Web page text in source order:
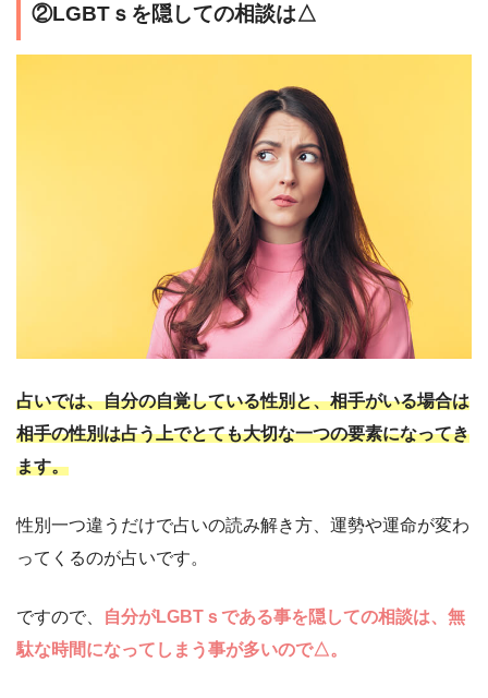
②LGBTｓを隠しての相談は△
占いでは、自分の自覚している性別と、相手がいる場合は
相手の性別は占う上でとても大切な一つの要素になってき
ます。
性別一つ違うだけで占いの読み解き方、運勢や運命が変わ
ってくるのが占いです。
ですので、
自分がLGBTｓである事を隠しての相談は、無
駄な時間になってしまう事が多いので△。